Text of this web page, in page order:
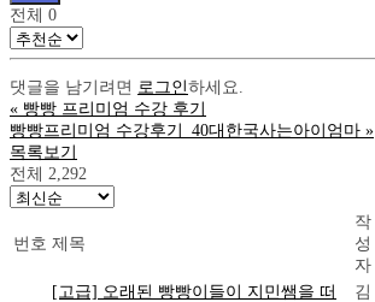
전체 0
댓글을 남기려면 로그인하세요.
« 빵빵 프리미엄 수강 후기
빵빵프리미엄 수강후기_40대한국사는아이엄마 »
목록보기
전체 2,292
번호 제목
작
성
자
[고급] 오래된 빵빵이들이 지민쌤을 떠
김